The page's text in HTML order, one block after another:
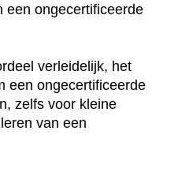
een ongecertificeerde
verleidelijk, het
een ongecertificeerde
zelfs voor kleine
van een